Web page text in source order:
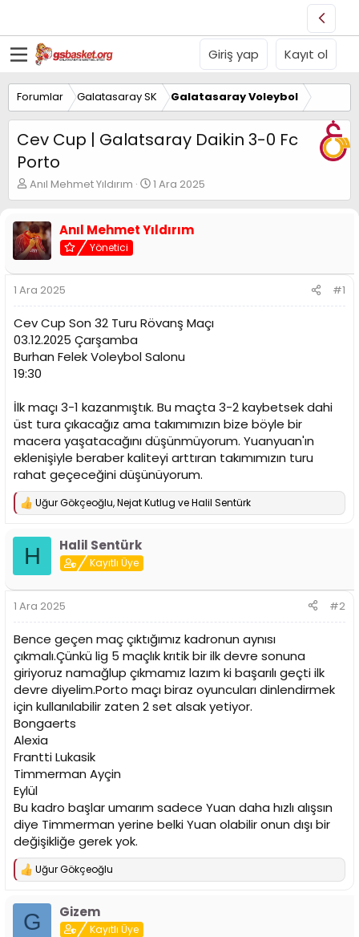
Giriş yap Kayıt ol
Forumlar Galatasaray SK Galatasaray Voleybol
Cev Cup | Galatsaray Daikin 3-0 Fc
Porto
K
o
u
y
u
B
a
ş
a
t
a
n
Anıl Mehmet Yıldırım
B
a
l
g
a
i
1 Ara 2025
Anıl Mehmet Yıldırım
Yönetici
1 Ara 2025 #1
Cev Cup Son 32 Turu Rövanş Maçı
03.12.2025 Çarşamba
Burhan Felek Voleybol Salonu
19:30
İlk maçı 3-1 kazanmıştık. Bu maçta 3-2 kaybetsek dahi
üst tura çıkacağız ama takımımızın bize böyle bir
macera yaşatacağını düşünmüyorum. Yuanyuan'ın
eklenişiyle beraber kaliteyi arttıran takımımızın turu
rahat geçeceğini düşünüyorum.
T
p
l
:
Uğur Gökçeoğlu,Nejat Kutlug veHalil Sentürk
H Halil Sentürk
Kayıtlı Üye
1 Ara 2025 #2
Bence geçen maç çıktığımız kadronun aynısı
çıkmalı.Çünkü lig 5 maçlık krıtik bir ilk devre sonuna
giriyoruz namağlup çıkmamız lazım ki başarılı geçti ilk
devre diyelim.Porto maçı biraz oyuncuları dinlendirmek
için kullanılabilir zaten 2 set alsak yetiyor.
Bongaerts
Alexia
Frantti Lukasik
Timmerman Ayçin
Eylül
Bu kadro başlar umarım sadece Yuan daha hızlı alışsın
diye Timmerman yerine belki Yuan olabilir onun dışı bir
değişikliğe gerek yok.
T
Uğur Gökçeoğlu
G Gizem
Kayıtlı Üye